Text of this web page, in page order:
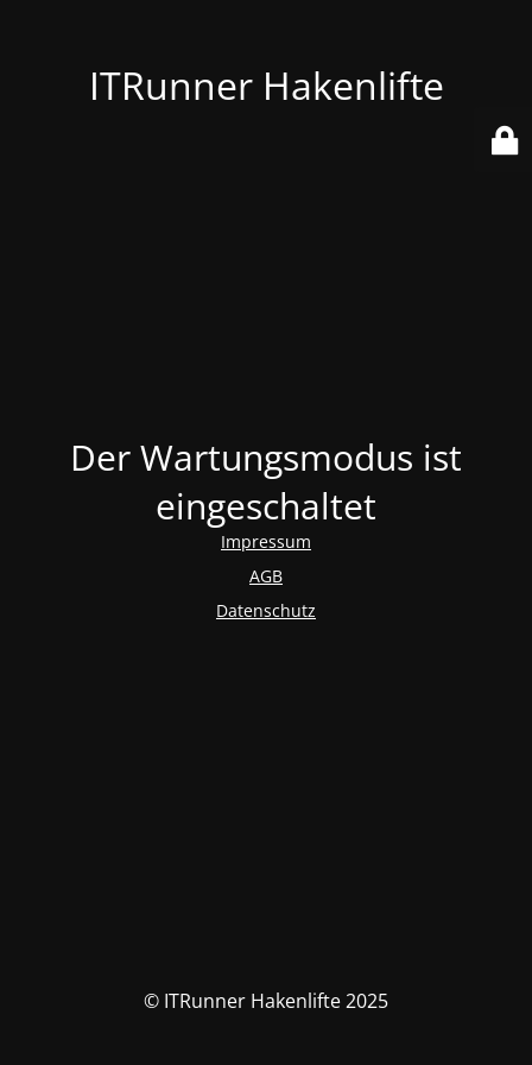
ITRunner Hakenlifte
Der Wartungsmodus ist
eingeschaltet
Impressum
AGB
Datenschutz
© ITRunner Hakenlifte 2025